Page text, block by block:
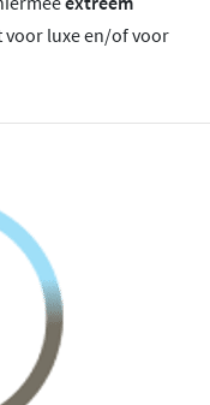
voor luxe en/of voor